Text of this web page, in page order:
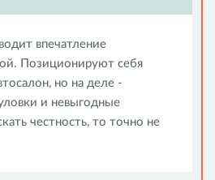
впечатление
Позиционируют себя
но на деле -
и невыгодные
честность, то точно не